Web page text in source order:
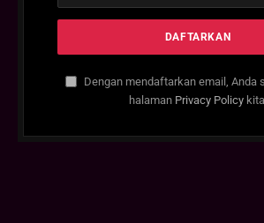
Dengan mendaftarkan email, Anda
halaman Privacy Policy